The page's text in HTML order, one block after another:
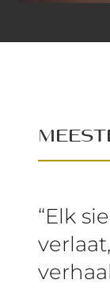
“Elk